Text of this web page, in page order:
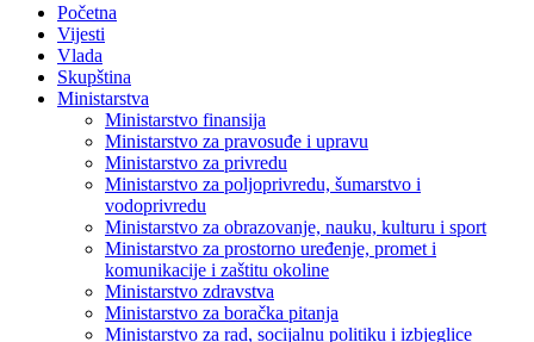
Početna
Vijesti
Vlada
Skupština
Ministarstva
Ministarstvo finansija
Ministarstvo za pravosuđe i upravu
Ministarstvo za privredu
Ministarstvo za poljoprivredu, šumarstvo i
vodoprivredu
Ministarstvo za obrazovanje, nauku, kulturu i sport
Ministarstvo za prostorno uređenje, promet i
komunikacije i zaštitu okoline
Ministarstvo zdravstva
Ministarstvo za boračka pitanja
Ministarstvo za rad, socijalnu politiku i izbjeglice